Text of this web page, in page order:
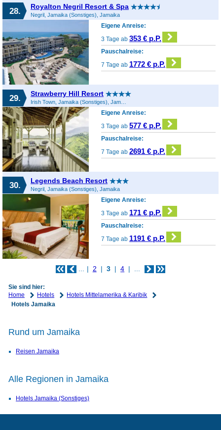
28. Royalton Negril Resort & Spa
Negril, Jamaika (Sonstiges), Jamaika
Eigene Anreise:
3 Tage ab353 € p.P.
Pauschalreise:
7 Tage ab 1772 € p.P.
29. Strawberry Hill Resort
Irish Town, Jamaika (Sonstiges), Jamaika
Eigene Anreise:
3 Tage ab577 € p.P.
Pauschalreise:
7 Tage ab2691 € p.P.
30. Legends Beach Resort
Negril, Jamaika (Sonstiges), Jamaika
Eigene Anreise:
3 Tage ab 171 € p.P.
Pauschalreise:
7 Tage ab 1191 € p.P.
... 2 3 4 ...
Sie sind hier:
Home
Hotels
Hotels Mittelamerika & Karibik
Hotels Jamaika
Rund um Jamaika
Reisen Jamaika
Alle Regionen in Jamaika
Hotels Jamaika (Sonstiges)